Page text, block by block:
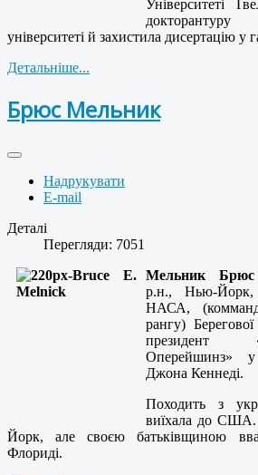
Університеті
університеті й захистила дисертацію у
Детальніше...
Брюс Мельник
Надрукувати
E-mail
Деталі
Перегляди: 7051
Мельник Брюс
р.н., Нью-
НАСА,
рангу)
президент
Оперейшинз» у
Джона Кеннеді.
Походить з
виїхала до
Йорк, але своєю батьківщиною
Флориді.